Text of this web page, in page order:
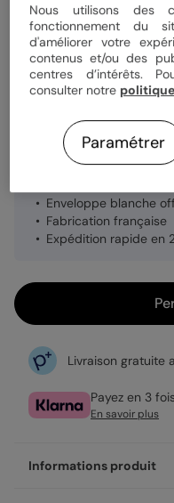
Papier
Enveloppe blanche
Fabrication française
Expédition rapide en
Livraison gratuite
Payez en 3
En savoir plus
Informations produit
Nous utilisons des
fonctionnement du
d'améliorer votre
contenus et/ou des
centres d’intérêts.
consulter notre
Paramétrer